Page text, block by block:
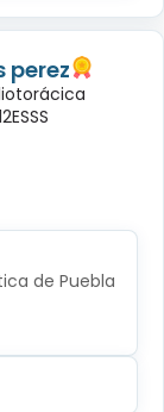
perez
de Puebla